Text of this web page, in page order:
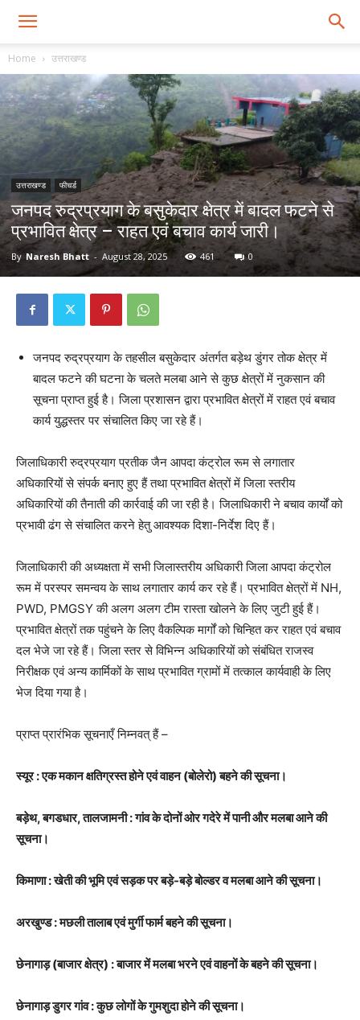
Home उत्तराखण्ड
उत्तराखण्ड फीचर्ड
जनपद रुद्रप्रयाग के बसुकेदार क्षेत्र में बादल फटने से
प्रभावित क्षेत्र – राहत एवं बचाव कार्य जारी।
By Naresh Bhatt - August 28, 2025 461 0
जनपद रुद्रप्रयाग के तहसील बसुकेदार अंतर्गत बड़ेथ डुंगर तोक क्षेत्र में
बादल फटने की घटना के चलते मलबा आने से कुछ क्षेत्रों में नुकसान की
सूचना प्राप्त हुई है। जिला प्रशासन द्वारा प्रभावित क्षेत्रों में राहत एवं बचाव
कार्य युद्धस्तर पर संचालित किए जा रहे हैं।
जिलाधिकारी रुद्रप्रयाग प्रतीक जैन आपदा कंट्रोल रूम से लगातार
अधिकारियों से संपर्क बनाए हुए हैं तथा प्रभावित क्षेत्रों में जिला स्तरीय
अधिकारियों की तैनाती की कार्रवाई की जा रही है। जिलाधिकारी ने बचाव कार्यों को
प्रभावी ढंग से संचालित करने हेतु आवश्यक दिशा-निर्देश दिए हैं।
जिलाधिकारी की अध्यक्षता में सभी जिलास्तरीय अधिकारी जिला आपदा कंट्रोल
रूम में परस्पर समन्वय के साथ लगातार कार्य कर रहे हैं। प्रभावित क्षेत्रों में NH,
PWD, PMGSY की अलग अलग टीम रास्ता खोलने के लिए जुटी हुई हैं।
प्रभावित क्षेत्रों तक पहुंचने के लिए वैकल्पिक मार्गों को चिन्हित कर राहत एवं बचाव
दल भेजे जा रहे हैं। जिला स्तर से विभिन्न अधिकारियों को संबंधित राजस्व
निरीक्षक एवं अन्य कार्मिकों के साथ प्रभावित ग्रामों में तत्काल कार्यवाही के लिए
भेज दिया गया है।
प्राप्त प्रारंभिक सूचनाएँ निम्नवत् हैं –
स्यूर : एक मकान क्षतिग्रस्त होने एवं वाहन (बोलेरो) बहने की सूचना।
बड़ेथ, बगडधार, तालजामनी : गांव के दोनों ओर गदेरे में पानी और मलबा आने की
सूचना।
किमाणा : खेती की भूमि एवं सड़क पर बड़े-बड़े बोल्डर व मलबा आने की सूचना।
अरखुण्ड : मछली तालाब एवं मुर्गी फार्म बहने की सूचना।
छेनागाड़ (बाजार क्षेत्र) : बाजार में मलबा भरने एवं वाहनों के बहने की सूचना।
छेनागाड़ डुगर गांव : कुछ लोगों के गुमशुदा होने की सूचना।